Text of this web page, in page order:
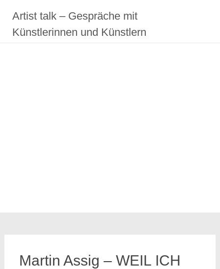
Inhalt
springen
Artist talk – Gespräche mit
Künstlerinnen und Künstlern
Martin Assig – WEIL ICH